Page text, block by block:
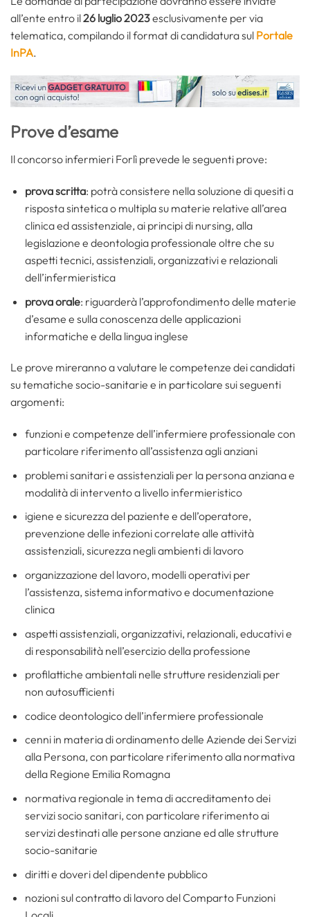
all’ente entro il26 luglio 2023esclusivamente per via
telematica, compilando il format di candidatura sul Portale
InPA.
Prove d’esame
Il concorso infermieri Forlì prevede le seguenti prove:
prova scritta: potrà consistere nella soluzione di quesiti a
risposta sintetica o multipla su materie relative all’area
clinica ed assistenziale, ai principi di nursing, alla
legislazione e deontologia professionale oltre che su
aspetti tecnici, assistenziali, organizzativi e relazionali
dell’infermieristica
prova orale: riguarderà l’approfondimento delle materie
d’esame e sulla conoscenza delle applicazioni
informatiche e della lingua inglese
Le prove mireranno a valutare le competenze dei candidati
su tematiche socio-sanitarie e in particolare sui seguenti
argomenti:
funzioni e competenze dell’infermiere professionale con
particolare riferimento all’assistenza agli anziani
problemi sanitari e assistenziali per la persona anziana e
modalità di intervento a livello infermieristico
igiene e sicurezza del paziente e dell’operatore,
prevenzione delle infezioni correlate alle attività
assistenziali, sicurezza negli ambienti di lavoro
organizzazione del lavoro, modelli operativi per
l’assistenza, sistema informativo e documentazione
clinica
aspetti assistenziali, organizzativi, relazionali, educativi e
di responsabilità nell’esercizio della professione
profilattiche ambientali nelle strutture residenziali per
non autosufficienti
codice deontologico dell’infermiere professionale
cenni in materia di ordinamento delle Aziende dei Servizi
alla Persona, con particolare riferimento alla normativa
della Regione Emilia Romagna
normativa regionale in tema di accreditamento dei
servizi socio sanitari, con particolare riferimento ai
servizi destinati alle persone anziane ed alle strutture
socio-sanitarie
diritti e doveri del dipendente pubblico
nozioni sul contratto di lavoro del Comparto Funzioni